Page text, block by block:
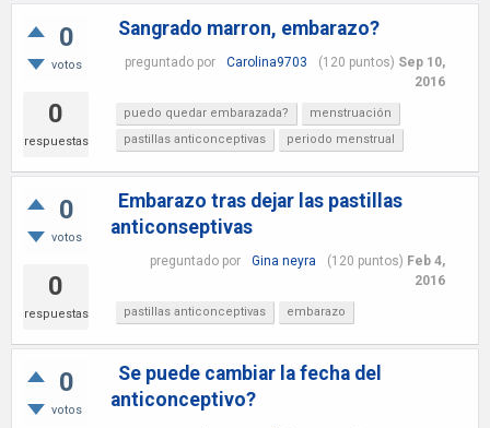
0
votos
0
respuestas
Sangrado marron, embarazo?
preguntado por Carolina9703 (120 puntos) Sep 10,
2016
puedo quedar embarazada?
menstruación
pastillas anticonceptivas
periodo menstrual
0
votos
0
respuestas
Embarazo tras dejar las pastillas
anticonseptivas
preguntado por Gina neyra (120 puntos) Feb 4,
2016
pastillas anticonceptivas embarazo
0
votos
Se puede cambiar la fecha del
anticonceptivo?